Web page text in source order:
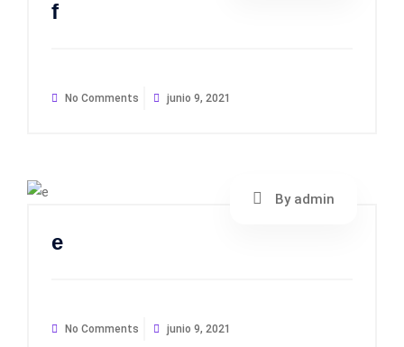
f
No Comments junio 9, 2021
By admin
e
No Comments junio 9, 2021